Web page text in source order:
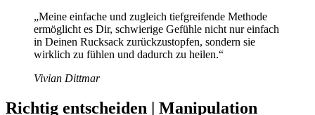
„Meine einfache und zugleich tiefgreifende Methode
ermöglicht es Dir, schwierige Gefühle nicht nur einfach
in Deinen Rucksack zurückzustopfen, sondern sie
wirklich zu fühlen und dadurch zu heilen.“
Vivian Dittmar
Richtig entscheiden | Manipulation